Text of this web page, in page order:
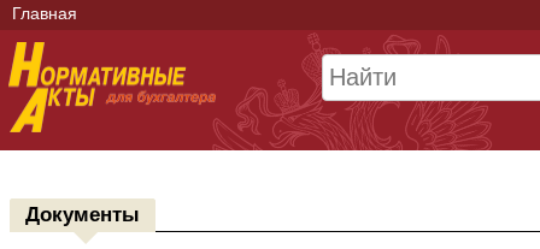
Главная
Документы